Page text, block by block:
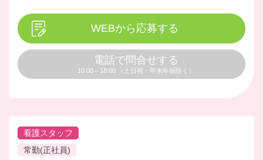
WEBから応募する
電話で問合せする
10:00～18:00 （土日祝・年末年始除く）
看護スタッフ
常勤(正社員)